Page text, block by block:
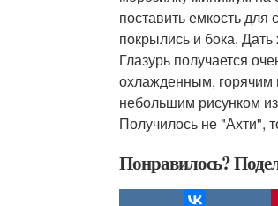
поставить емкость для
покрылись и бока. Дать
Глазурь получается
охлажденным, горячим
небольшим рисунком
Получилось не "Ахти",
Понравилось?